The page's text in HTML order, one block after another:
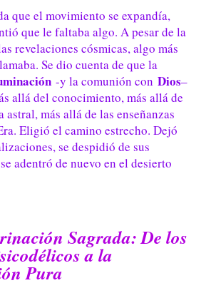
que el movimiento se expandía,
que le faltaba algo. A pesar de la
revelaciones cósmicas, algo más
Se dio cuenta de que la
-y la comunión con Dios–
allá del conocimiento, más allá de
astral, más allá de las enseñanzas
Eligió el camino estrecho. Dejó
se despidió de sus
adentró de nuevo en el desierto
Sagrada: De los
a la
Pura